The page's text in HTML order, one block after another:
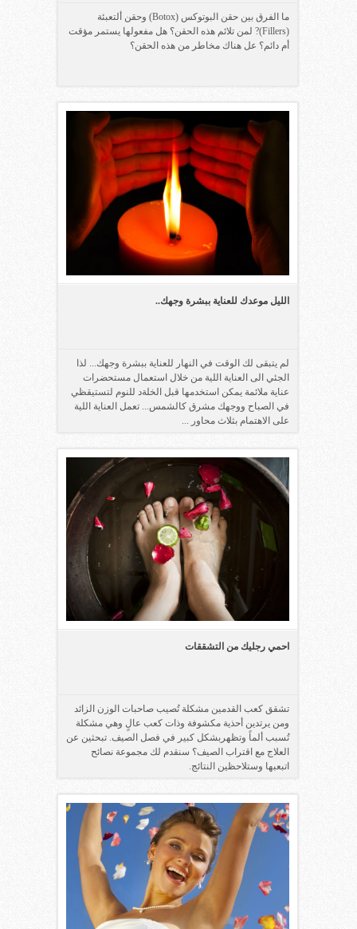
ما الفرق بين حقن البوتوكس (Botox) وحقن ألتعبئة
(Fillers)? لمن تلائم هذه الحقن؟ هل مفعولها يستمر مؤقت
أم دائم؟ عل هناك مخاطر من هذه الحقن؟
الليل موعدك للعناية ببشرة وجهك..
لم يتبقى لك الوقت في النهار للعناية ببشرة وجهك... لذا
الجئي الى العناية اللية من خلال استعمال مستحضرات
عناية ملائمة يمكن استخدمها قبل الخلةد للنوم لتستيقظي
في الصباح ووجهك مشرق كالشمس... تعمل العناية اللية
على الاهتمام بثلاث محاور ...
احمي رجليك من التشققات
تشقق كعب القدمين مشكلة تُصيب صاحبات الوزن الزائد
ومن يرتدين أحذية مكشوفة وذات كعب عالٍ وهي مشكلة
تُسبب ألماً وتظهربشكل كبير في فصل الصيف. تبحثين عن
العلاج مع اقتراب الصيف؟ سنقدم لك مجموعة نصائح
اتبعبها وستلاحظين النتائج.